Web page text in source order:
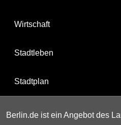
Wirtschaft
Stadtleben
Stadtplan
Berlin.de ist ein Angebot des